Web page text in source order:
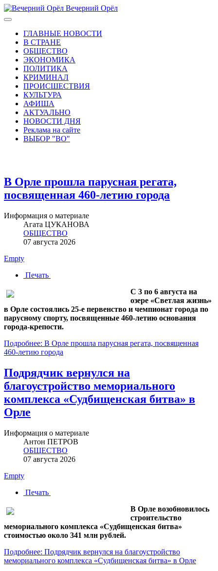
Вечерний Орёл
ГЛАВНЫЕ НОВОСТИ
В СТРАНЕ
ОБЩЕСТВО
ЭКОНОМИКА
ПОЛИТИКА
КРИМИНАЛ
ПРОИСШЕСТВИЯ
КУЛЬТУРА
АФИША
АКТУАЛЬНО
НОВОСТИ ДНЯ
Реклама на сайте
ВЫБОР "ВО"
В Орле прошла парусная регата,
посвященная 460-летию города
Информация о материале
Агата ЦУКАНОВА
ОБЩЕСТВО
07 августа 2026
Empty
Печать
С 3 по 6 августа на
озере «Светлая жизнь»
в Орле состоялись 25-е первенство и чемпионат города по
парусному спорту, посвященные 460-летию основания
города-крепости.
Подробнее: В Орле прошла парусная регата, посвященная
460-летию города
Подрядчик вернулся на
благоустройство мемориального
комплекса «Судбищенская битва» в
Орле
Информация о материале
Антон ПЕТРОВ
ОБЩЕСТВО
07 августа 2026
Empty
Печать
В Орле возобновилось
строительство
мемориального комплекса «Судбищенская битва»
стоимостью около 341 млн рублей.
Подробнее: Подрядчик вернулся на благоустройство
мемориального комплекса «Судбищенская битва» в Орле